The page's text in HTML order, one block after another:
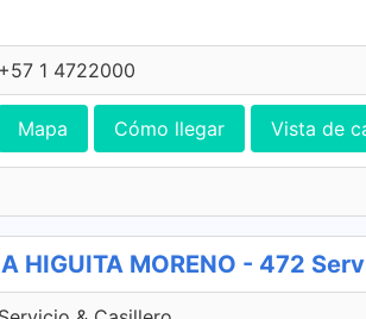
+57 1 4722000
Mapa Cómo llegar Vista de
HIGUITA MORENO - 472